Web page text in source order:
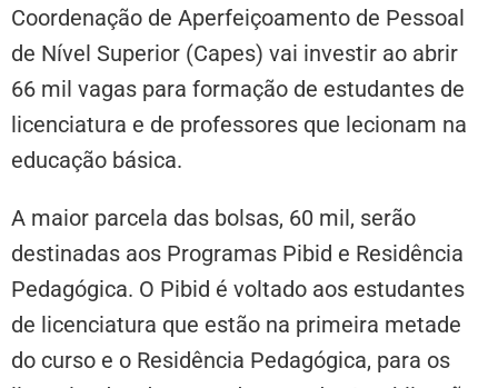
Coordenação de Aperfeiçoamento de Pessoal
de Nível Superior (Capes) vai investir ao abrir
66 mil vagas para formação de estudantes de
licenciatura e de professores que lecionam na
educação básica.
A maior parcela das bolsas, 60 mil, serão
destinadas aos Programas Pibid e Residência
Pedagógica. O Pibid é voltado aos estudantes
de licenciatura que estão na primeira metade
do curso e o Residência Pedagógica, para os